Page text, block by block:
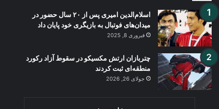
اسلام‌الدین امیری پس از ۲۰ سال حضور در
میدان‌های فوتبال به بازیگری خود پایان داد
فبروری 8, 2025
چتربازان ارتش مکسیکو در سقوط آزاد رکورد
منطقه‌ای ثبت کردند
جولای 26, 2026